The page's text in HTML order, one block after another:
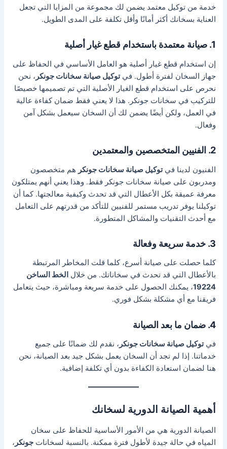
خدمة من توكيل معتمد يضمن لك مجموعة من المزايا التي تجعل
العناية بسخانك أكثر أمانًا وأقل تكلفة على المدى الطويل.
1. صيانة معتمدة باستخدام قطع غيار أصلية
إن استخدام قطع غيار أصلية هو العامل الأساسي في الحفاظ على
جهاز السخان لفترة أطول. فيتوكيل صيانة سخانات جونكر ، نحن
نحرص على استخدام قطع الغيار الأصلية التي تم تصميمها خصيصًا
للتركيب في سخانات جونكر. هذا لا يعني فقط ضمان كفاءة عالية
في العمل، ولكن أيضًا يضمن لك أن السخان سيعمل بشكل آمن
وفعال.
2. الفنيين المتخصصين والمعتمدين
الفنيون لدينا فيتوكيل صيانة سخانات جونكر هم متخصصون
ومدربون على صيانة سخانات جونكر فقط. وهذا يعني أنهم يمتلكون
معرفة عميقة بكل الأعطال التي قد تحدث وكيفية معالجتها. كما أن
توكيلنا يوفر تدريب مستمر للفنيين للتأكد من قدرتهم على التعامل
مع أحدث التقنيات والمشاكل المتطورة.
3. خدمة سريعة وفعالة
كلما حصلت على صيانة أسرع، كلما قلت المخاطر المرتبطة
بالأعطال التي قد تحدث في سخاناتك. من خلال الخط الساخن
19224، يمكنك الحصول على خدمة سريعة ومباشرة، حيث يتعامل
فريقنا مع أي مشكلة بشكل فوري.
4. ضمان ما بعد الصيانة
فيتوكيل صيانة سخانات جونكر ، نقدم لك ضمانًا على جميع
خدماتنا. إذا لم تجد أن السخان يعمل بشكل جيد بعد الصيانة، نحن
هنا لضمان استعادة الكفاءة بدون أي تكلفة إضافية.
أهمية الصيانة الدورية لسخانك
الصيانة الدورية هي من الأمور الأساسية للحفاظ على سخان
المياه في حالة جيدة لأطول فترة ممكنة. بالنسبة لسخاناتجونكر ،